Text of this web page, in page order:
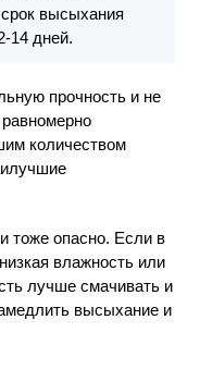
высыхания
14 дней.
прочность и не
количеством
тоже опасно. Если в
влажность или
лучше смачивать и
высыхание и